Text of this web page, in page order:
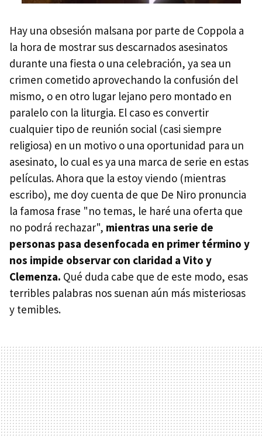
Hay una obsesión malsana por parte de Coppola a
la hora de mostrar sus descarnados asesinatos
durante una fiesta o una celebración, ya sea un
crimen cometido aprovechando la confusión del
mismo, o en otro lugar lejano pero montado en
paralelo con la liturgia. El caso es convertir
cualquier tipo de reunión social (casi siempre
religiosa) en un motivo o una oportunidad para un
asesinato, lo cual es ya una marca de serie en estas
películas. Ahora que la estoy viendo (mientras
escribo), me doy cuenta de que De Niro pronuncia
la famosa frase "no temas, le haré una oferta que
no podrá rechazar", mientras una serie de
personas pasa desenfocada en primer término y
nos impide observar con claridad a Vito y
Clemenza. Qué duda cabe que de este modo, esas
terribles palabras nos suenan aún más misteriosas
y temibles.